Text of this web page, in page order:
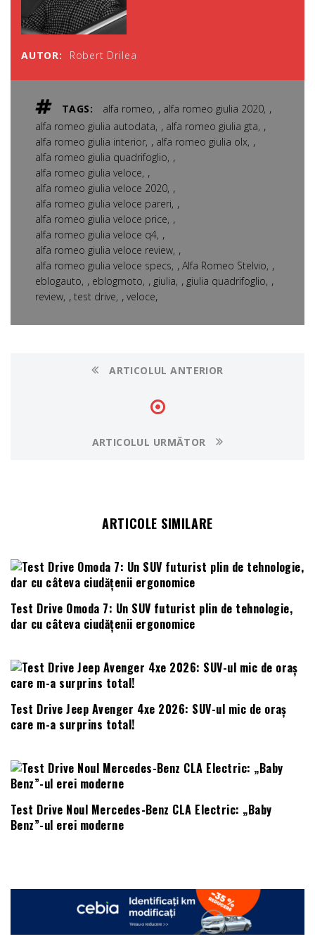
AUTOR: Robert Drilea
TAGS: alfa romeo , alfa romeo giulia 2020 ,
alfa romeo giulia autodata , alfa romeo giulia gta ,
alfa romeo giulia interior , alfa romeo giulia olx ,
alfa romeo giulia quadrifoglio ,
alfa romeo giulia veloce ,
alfa romeo giulia veloce 2020 ,
alfa romeo giulia veloce pareri ,
alfa romeo giulia veloce price ,
alfa romeo giulia veloce q4 ,
alfa romeo giulia veloce review ,
alfa romeo giulia veloce specs , Alfa Romeo Stelvio ,
eblogauto , eblogmoto , giulia , giulia quadrifoglio ,
review , test drive , veloce,
ARTICOLUL ANTERIOR
ARTICOLUL URMĂTOR
ARTICOLE SIMILARE
Test Drive Omoda 7: Un SUV futurist plin de tehnologie,
dar cu câteva ciudățenii ergonomice
Test Drive Jeep Avenger 4xe 2026: SUV-ul mic de oraș
care m-a surprins total!
Test Drive Noul Mercedes-Benz CLA Electric: „Baby
Benz”-ul erei moderne